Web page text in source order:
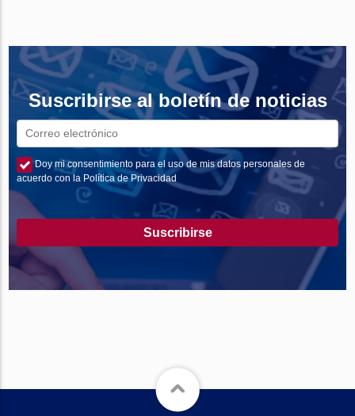
Suscribirse al boletín de noticias
Doy mi consentimiento para el uso de mis datos personales de
acuerdo con la Política de Privacidad
Suscribirse